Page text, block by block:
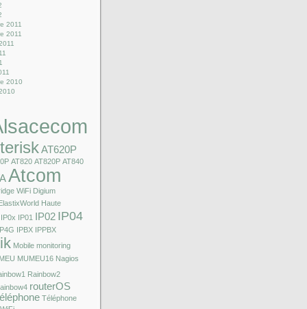
2011
2011
2010
AT620P
AT820 AT820P AT840
Atcom
WiFi Digium
Haute
IP0x IP01 IP02 IP04
IPBX IPPBX
Mobile monitoring
MUMEU16 Nagios
Rainbow2
routerOS
Téléphone